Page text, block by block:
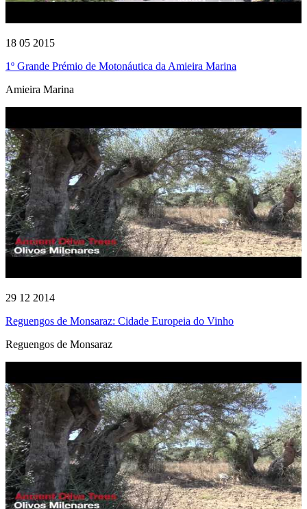
18 05 2015
1º Grande Prémio de Motonáutica da Amieira Marina
Amieira Marina
29 12 2014
Reguengos de Monsaraz: Cidade Europeia do Vinho
Reguengos de Monsaraz